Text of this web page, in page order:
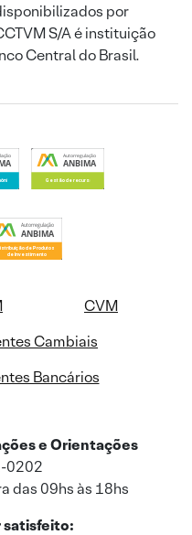
por
S/A é instituição
Central do Brasil.
CVM
Cambiais
Bancários
e Orientações
0202
das 09hs às 18hs
satisfeito: